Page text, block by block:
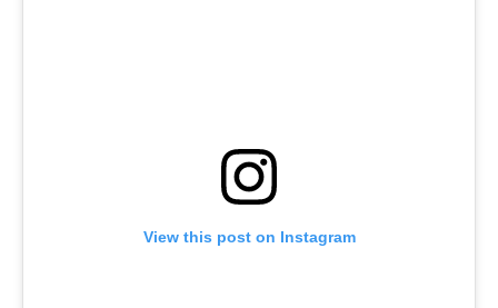
View this post on Instagram